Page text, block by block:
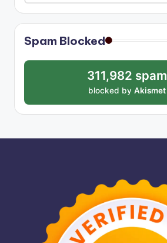
Spam Blocked
311,982 spam
blocked by Akismet